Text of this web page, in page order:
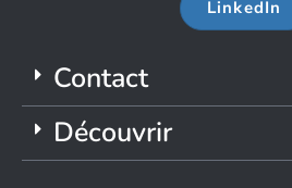
LinkedIn
Contact
Découvrir